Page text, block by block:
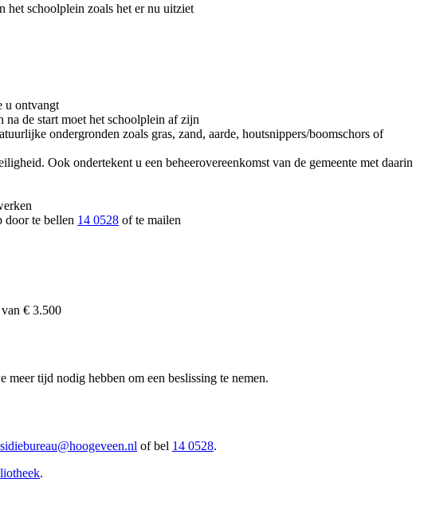
het schoolplein zoals het er nu uitziet
u ontvangt
na de start moet het schoolplein af zijn
ondergronden zoals gras, zand, aarde, houtsnippers/boomschors of
Ook ondertekent u een beheerovereenkomst van de gemeente met daarin
door te bellen 14 0528 of te mailen
€ 3.500
tijd nodig hebben om een beslissing te nemen.
of bel 14 0528.
.